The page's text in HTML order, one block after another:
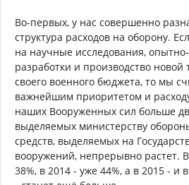
Во-первых, у нас совершенно
структура расходов на оборону.
на научные исследования,
разработки и производство
своего военного бюджета, то мы
важнейшим приоритетом и
наших Вооруженных сил больше
выделяемых министерству
средств, выделяемых на
вооружений, непрерывно растет.
38%, в 2014 - уже 44%, а в 2015 -